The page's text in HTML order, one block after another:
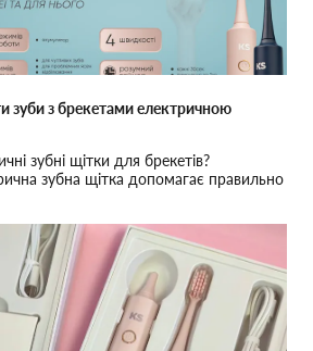
зуби з брекетами електричною
зубні щітки для брекетів?
зубна щітка допомагає правильно